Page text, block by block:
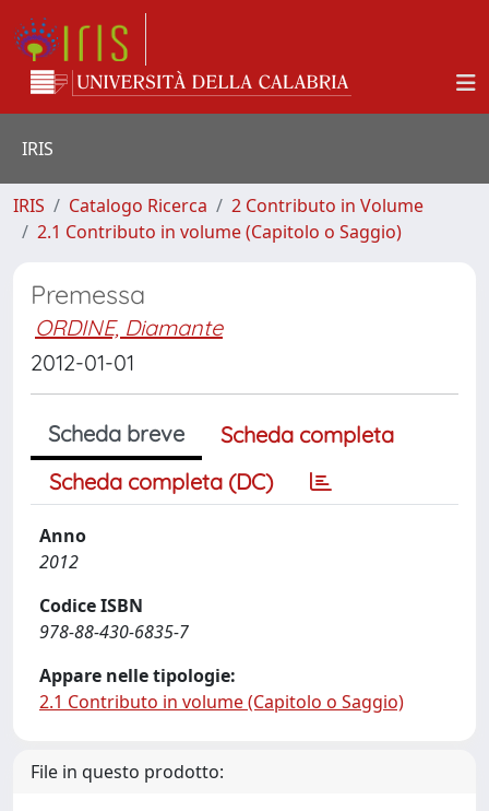
IRIS
IRIS Catalogo Ricerca
2 Contributo in Volume
2.1 Contributo in volume (Capitolo o Saggio)
Premessa
ORDINE, Diamante
2012-01-01
Scheda breve
Scheda completa
Scheda completa (DC)
Anno
2012
Codice ISBN
978-88-430-6835-7
Appare nelle tipologie:
2.1 Contributo in volume (Capitolo o Saggio)
File in questo prodotto: